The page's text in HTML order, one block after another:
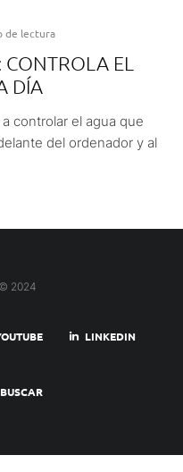
de lectura
CONTROLA EL
DÍA
controlar el agua que
del ordenador y al
2024
LINKEDIN
BUSCAR